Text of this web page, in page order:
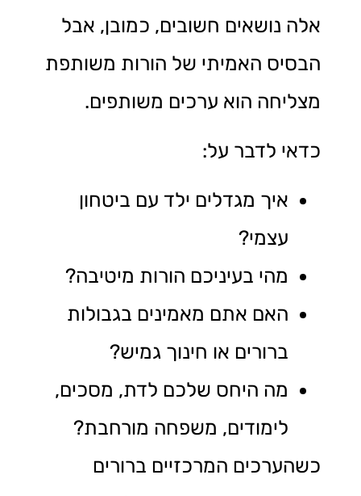
אלה נושאים חשובים, כמובן, אבל
הבסיס האמיתי של הורות משותפת
מצליחה הוא ערכים משותפים.
כדאי לדבר על:
איך מגדלים ילד עם ביטחון
עצמי?
מהי בעיניכם הורות מיטיבה?
האם אתם מאמינים בגבולות
ברורים או חינוך גמיש?
מה היחס שלכם לדת, מסכים,
לימודים, משפחה מורחבת?
כשהערכים המרכזיים ברורים